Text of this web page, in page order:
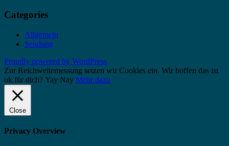
Categories
Allgemein
Sendung
Proudly powered by WordPress
Zur Reichweitemessung setzen wir Cookies ein. Wir hoffen das ist
ok für dich? Yay Nay Mehr dazu
Close
Privacy Overview